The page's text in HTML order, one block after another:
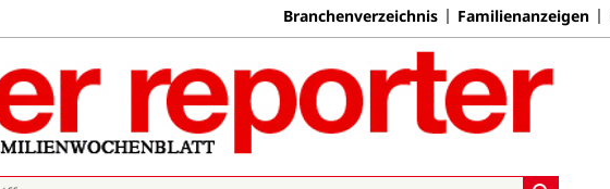
Branchenverzeichnis Familienanzeigen